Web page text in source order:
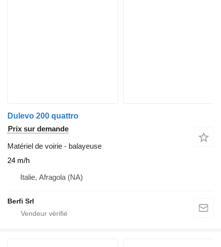
Dulevo 200 quattro
Prix sur demande
Matériel de voirie - balayeuse
24 m/h
Italie, Afragola (NA)
Berfi Srl